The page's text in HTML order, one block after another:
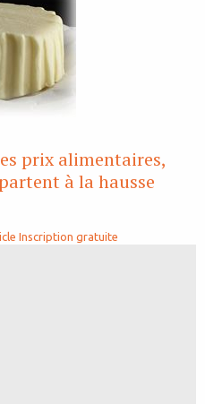
prix alimentaires,
à la hausse
Inscription gratuite